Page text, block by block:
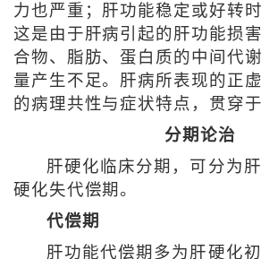
力也严重；肝功能稳定或好转
这是由于肝病引起的肝功能损
合物、脂肪、蛋白质的中间代
量产生不足。肝病所表现的正
的病理共性与症状特点，贯穿
分期论治
肝硬化临床分期，可分为
硬化失代偿期。
代偿期
肝功能代偿期多为肝硬化